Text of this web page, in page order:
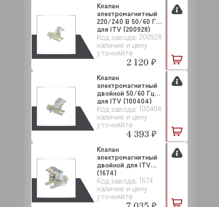
Код завода: 200928
наличие и цену
уточняйте
Клапан
электромагнитный
220/240 В 50/60 Гц
для ITV (200928)
2 120 ₽
Код завода: 100404
наличие и цену
уточняйте
Клапан
электромагнитный
двойной 50/60 Гц
для ITV (100404)
4 393 ₽
Код завода: 1674
наличие и цену
уточняйте
Клапан
электромагнитный
двойной для ITV
(1674)